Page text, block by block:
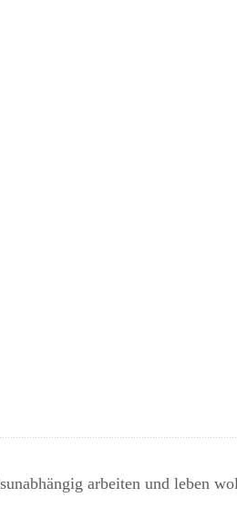
arbeiten und leben